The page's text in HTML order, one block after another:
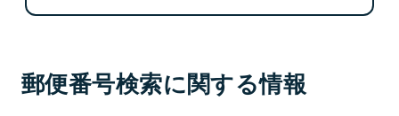
郵便番号検索に関する情報